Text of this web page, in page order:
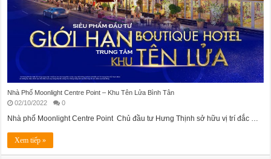
Nhà Phố Moonlight Centre Point – Khu Tên Lửa Bình Tân
02/10/2022
0
Nhà phố Moonlight Centre Point Chủ đầu tư Hưng Thịnh sở hữu vị trí đắc …
Xem tiếp »